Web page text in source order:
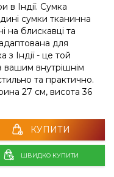
в Індії. Сумка
сумки тканинна
на блискавці та
для
з Індії - це той
вашим внутрішнім
та практично.
27 см, висота 36
КУПИТИ
ШВИДКО КУПИТИ